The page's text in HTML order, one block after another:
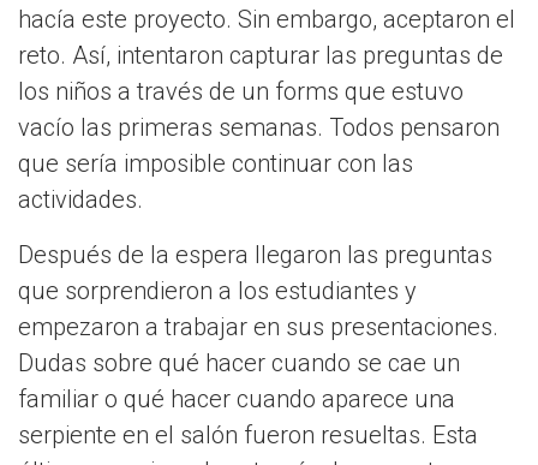
hacía este proyecto. Sin embargo, aceptaron el
reto. Así, intentaron capturar las preguntas de
los niños a través de un forms que estuvo
vacío las primeras semanas. Todos pensaron
que sería imposible continuar con las
actividades.
Después de la espera llegaron las preguntas
que sorprendieron a los estudiantes y
empezaron a trabajar en sus presentaciones.
Dudas sobre qué hacer cuando se cae un
familiar o qué hacer cuando aparece una
serpiente en el salón fueron resueltas. Esta